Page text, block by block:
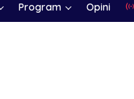
Program Opini